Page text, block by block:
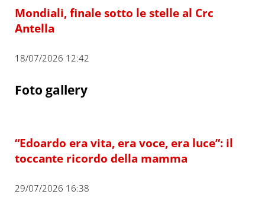
Mondiali, finale sotto le stelle al Crc
Antella
18/07/2026 12:42
Foto gallery
“Edoardo era vita, era voce, era luce”: il
toccante ricordo della mamma
29/07/2026 16:38